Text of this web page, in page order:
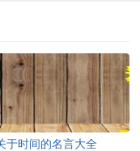
于时间的名言大全